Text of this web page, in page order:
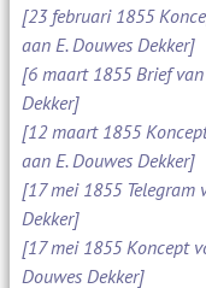
[23 februari 1855
aan E. Douwes Dekker]
[6 maart 1855 Brief van
Dekker]
[12 maart 1855
aan E. Douwes Dekker]
[17 mei 1855 Telegram
Dekker]
[17 mei 1855 Koncept
Douwes Dekker]